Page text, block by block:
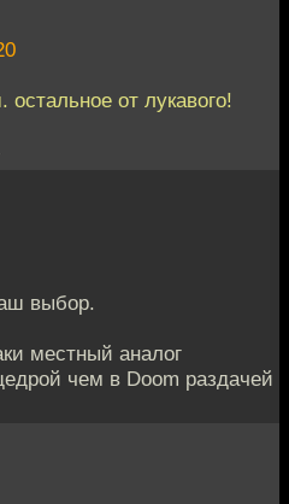
от лукавого!
выбор.
местный аналог
чем в Doom раздачей